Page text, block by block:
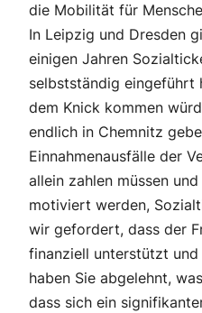
die Mobilität für
In Leipzig und Dresden
einigen Jahren
selbstständig eingeführt
dem Knick kommen
endlich in Chemnitz
Einnahmenausfälle der
allein zahlen müssen
motiviert werden,
wir gefordert, dass der
finanziell unterstützt
haben Sie abgelehnt,
dass sich ein